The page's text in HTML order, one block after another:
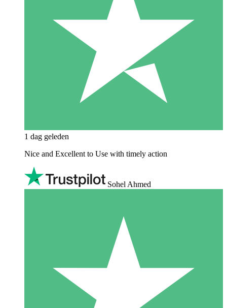
1 dag geleden
Nice and Excellent to Use with timely action
Sohel Ahmed